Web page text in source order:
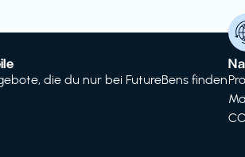
die du nur bei FutureBens finden